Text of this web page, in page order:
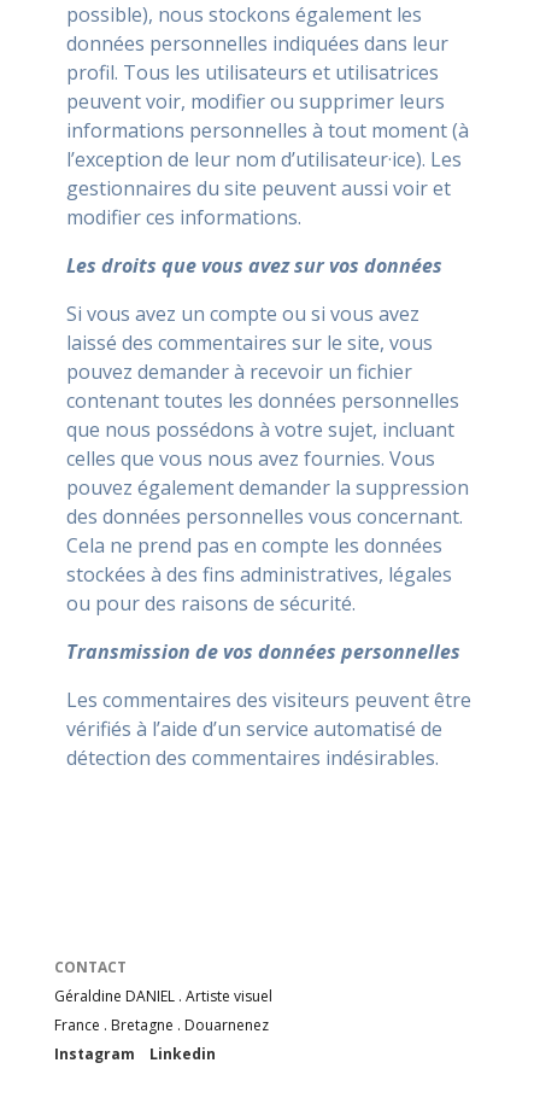
possible), nous stockons également les
données personnelles indiquées dans leur
profil. Tous les utilisateurs et utilisatrices
peuvent voir, modifier ou supprimer leurs
informations personnelles à tout moment (à
l’exception de leur nom d’utilisateur·ice). Les
gestionnaires du site peuvent aussi voir et
modifier ces informations.
Les droits que vous avez sur vos données
Si vous avez un compte ou si vous avez
laissé des commentaires sur le site, vous
pouvez demander à recevoir un fichier
contenant toutes les données personnelles
que nous possédons à votre sujet, incluant
celles que vous nous avez fournies. Vous
pouvez également demander la suppression
des données personnelles vous concernant.
Cela ne prend pas en compte les données
stockées à des fins administratives, légales
ou pour des raisons de sécurité.
Transmission de vos données personnelles
Les commentaires des visiteurs peuvent être
vérifiés à l’aide d’un service automatisé de
détection des commentaires indésirables.
CONTACT
Géraldine DANIEL . Artiste visuel
France . Bretagne . Douarnenez
Instagram
Linkedin